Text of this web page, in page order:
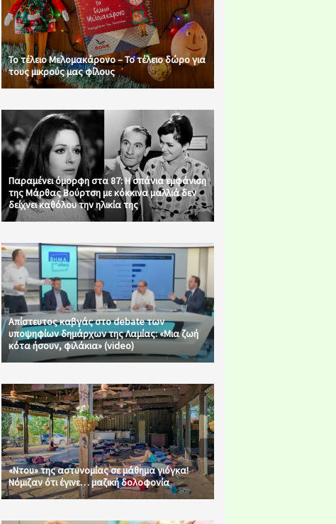
Το τέλειο Μελομακάρονο – Το τέλειο δώρο για
τους μικρούς μας φίλους
Παραμένει όμορφη στα 87: Η σπάνια εμφάνιση
της Μάρθας Βούρτση με κόκκινα μαλλιά δεν
δείχνει καθόλου την ηλικία της
Απίστευτος καβγάς στο debate των
υποψηφίων δημάρχων της Λαμίας: «Μια ζωή
κότα ήσουν, φιλάκια» (video)
«Ντου» της αστυνομίας σε μάθημα γιόγκα!
Νόμιζαν ότι έγινε… μαζική δολοφονία